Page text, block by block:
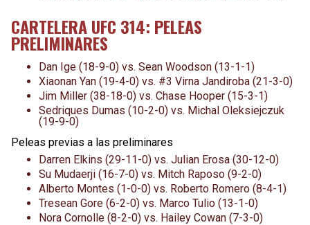
CARTELERA UFC 314: PELEAS
PRELIMINARES
Dan Ige (18-9-0) vs. Sean Woodson (13-1-1)
Xiaonan Yan (19-4-0) vs. #3 Virna Jandiroba (21-3-0)
Jim Miller (38-18-0) vs. Chase Hooper (15-3-1)
Sedriques Dumas (10-2-0) vs. Michal Oleksiejczuk
(19-9-0)
Peleas previas a las preliminares
Darren Elkins (29-11-0) vs. Julian Erosa (30-12-0)
Su Mudaerji (16-7-0) vs. Mitch Raposo (9-2-0)
Alberto Montes (1-0-0) vs. Roberto Romero (8-4-1)
Tresean Gore (6-2-0) vs. Marco Tulio (13-1-0)
Nora Cornolle (8-2-0) vs. Hailey Cowan (7-3-0)